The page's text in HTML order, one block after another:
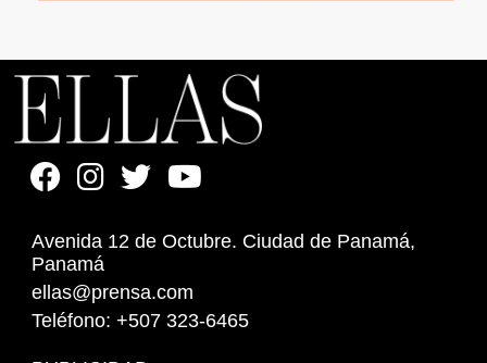
Avenida 12 de Octubre. Ciudad de Panamá,
Panamá
ellas@prensa.com
Teléfono: +507 323-6465